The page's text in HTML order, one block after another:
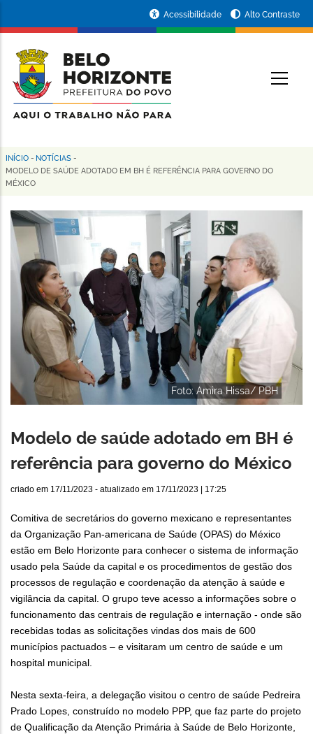
conteúdo
principal
da
Prefeitura
de
Horizonte
Acessibilidade Alto Contraste
Trilha
de
navegação
INÍCIO - NOTÍCIAS -
MODELO DE SAÚDE ADOTADO EM BH É REFERÊNCIA PARA GOVERNO DO
MÉXICO
Foto: Amira Hissa/ PBH
Modelo de saúde adotado em BH é
referência para governo do México
criado em 17/11/2023 - atualizado em 17/11/2023 | 17:25
Comitiva de secretários do governo mexicano e representantes
da Organização Pan-americana de Saúde (OPAS) do México
estão em Belo Horizonte para conhecer o sistema de informação
usado pela Saúde da capital e os procedimentos de gestão dos
processos de regulação e coordenação da atenção à saúde e
vigilância da capital. O grupo teve acesso a informações sobre o
funcionamento das centrais de regulação e internação - onde são
recebidas todas as solicitações vindas dos mais de 600
municípios pactuados – e visitaram um centro de saúde e um
hospital municipal.
Nesta sexta-feira, a delegação visitou o centro de saúde Pedreira
Prado Lopes, construído no modelo PPP, que faz parte do projeto
de Qualificação da Atenção Primária à Saúde de Belo Horizonte,